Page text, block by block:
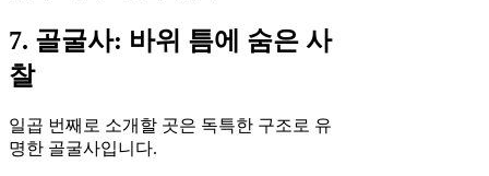
7. 골굴사: 바위 틈에 숨은 사
찰
일곱 번째로 소개할 곳은 독특한 구조로 유
명한 골굴사입니다.